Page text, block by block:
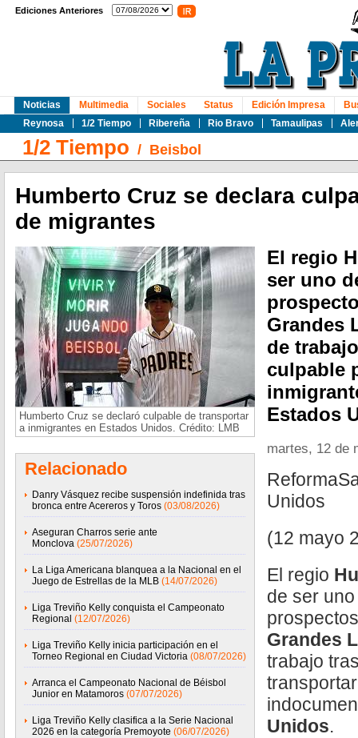
Ediciones Anteriores
Noticias
Reynosa
1/2 Tiempo Ribereña Rio Bravo Tamaulipas
Multimedia Sociales Status Edición Impresa
1/2 Tiempo / Beisbol
Humberto Cruz se declara
de migrantes
Humberto Cruz se declaró culpable de transportar
a inmigrantes en Estados Unidos. Crédito: LMB
Relacionado
Danry Vásquez recibe suspensión indefinida tras
bronca entre Acereros y Toros (03/08/2026)
Aseguran Charros serie ante
Monclova (25/07/2026)
La Liga Americana blanquea a la Nacional en el
Juego de Estrellas de la MLB (14/07/2026)
Liga Treviño Kelly conquista el Campeonato
Regional (12/07/2026)
Liga Treviño Kelly inicia participación en el
Torneo Regional en Ciudad Victoria (08/07/2026)
Arranca el Campeonato Nacional de Béisbol
Junior en Matamoros (07/07/2026)
Liga Treviño Kelly clasifica a la Serie Nacional
2026 en la categoría Premoyote (06/07/2026)
El regio
ser uno
Grandes
de
culpable
Estados
martes, 12 de
Unidos
(12 mayo
El regio
de ser
Grandes
trabajo
Unidos.